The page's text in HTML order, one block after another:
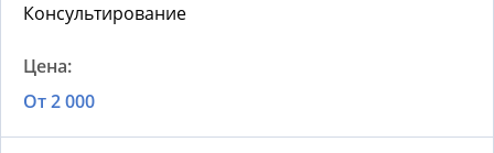
Консультирование
От 2 000